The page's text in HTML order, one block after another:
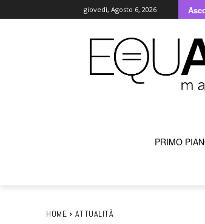
giovedì, Agosto 6, 2026
PRIMO
HOME ATTUALITÀ